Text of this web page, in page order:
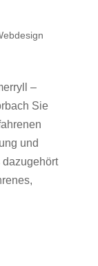
–
Sie
und